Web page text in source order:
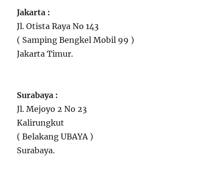
Jakarta :
Jl. Otista Raya No 143
( Samping Bengkel Mobil 99 )
Jakarta Timur.
Surabaya :
Jl. Mejoyo 2 No 23
Kalirungkut
( Belakang UBAYA )
Surabaya.